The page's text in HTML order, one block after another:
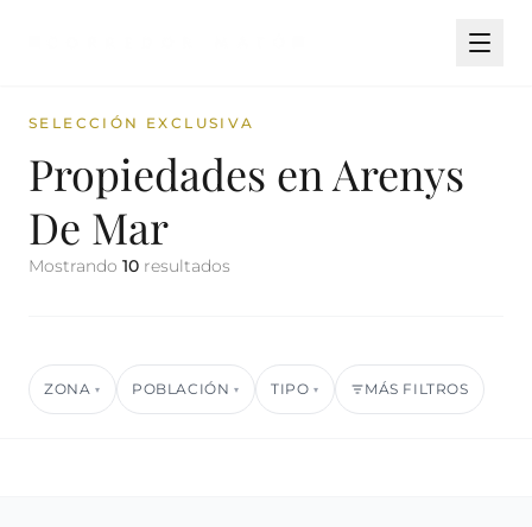
SELECCIÓN EXCLUSIVA
Propiedades en Arenys
De Mar
Mostrando 10 resultados
ZONA ▾ POBLACIÓN ▾ TIPO ▾ MÁS FILTROS